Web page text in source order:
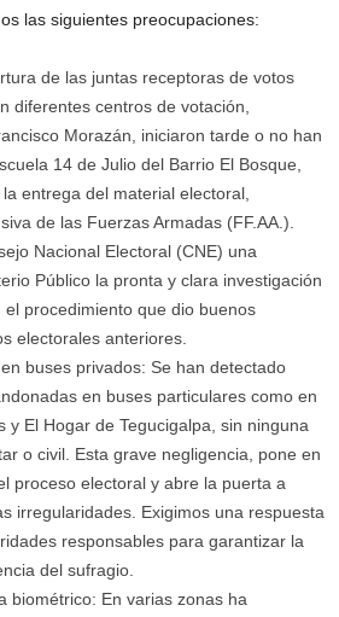
las siguientes preocupaciones:
de las juntas receptoras de votos
diferentes centros de votación,
Morazán, iniciaron tarde o no han
14 de Julio del Barrio El Bosque,
entrega del material electoral,
de las Fuerzas Armadas (FF.AA.).
Nacional Electoral (CNE) una
Público la pronta y clara investigación
procedimiento que dio buenos
electorales anteriores.
buses privados: Se han detectado
en buses particulares como en
y El Hogar de Tegucigalpa, sin ninguna
o civil. Esta grave negligencia, pone en
proceso electoral y abre la puerta a
irregularidades. Exigimos una respuesta
responsables para garantizar la
del sufragio.
biométrico: En varias zonas ha